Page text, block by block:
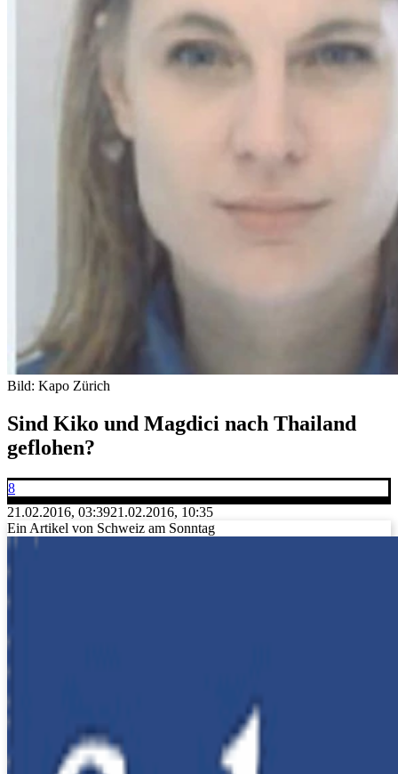
Bild: Kapo Zürich
Sind Kiko und Magdici nach Thailand
geflohen?
8
21.02.2016, 03:3921.02.2016, 10:35
Ein Artikel von Schweiz am Sonntag